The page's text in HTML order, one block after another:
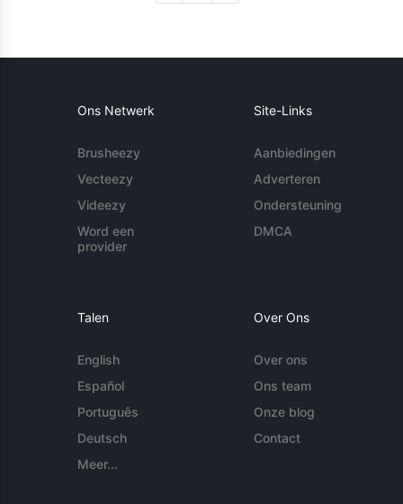
Ons Netwerk
Brusheezy
Vecteezy
Videezy
Word een
provider
Site-Links
Aanbiedingen
Adverteren
Ondersteuning
DMCA
Talen
English
Español
Português
Deutsch
Meer...
Over Ons
Over ons
Ons team
Onze blog
Contact